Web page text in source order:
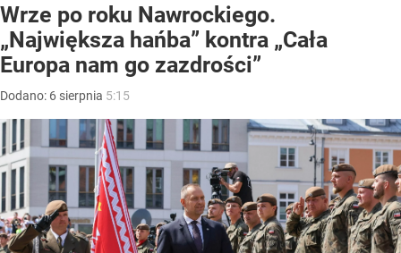
Wrze po roku Nawrockiego.
„Największa hańba” kontra „Cała
Europa nam go zazdrości”
Dodano: 6 sierpnia 5:15